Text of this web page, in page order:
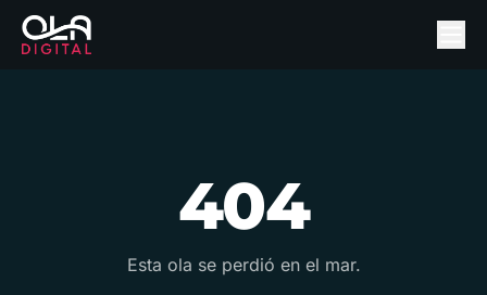
404
Esta ola se perdió en el mar.